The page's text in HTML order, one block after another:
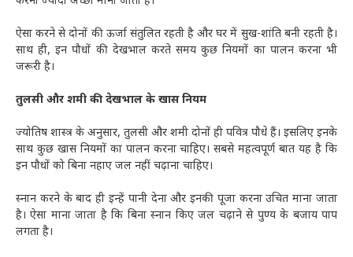
ऐसा करने से दोनों की ऊर्जा संतुलित रहती है और घर में सुख-शांति बनी रहती है।
साथ ही, इन पौधों की देखभाल करते समय कुछ नियमों का पालन करना भी
जरूरी है।
तुलसी और शमी की देखभाल के खास नियम
ज्योतिष शास्त्र के अनुसार, तुलसी और शमी दोनों ही पवित्र पौधे हैं। इसलिए इनके
साथ कुछ खास नियमों का पालन करना चाहिए। सबसे महत्वपूर्ण बात यह है कि
इन पौधों को बिना नहाए जल नहीं चढ़ाना चाहिए।
स्नान करने के बाद ही इन्हें पानी देना और इनकी पूजा करना उचित माना जाता
है। ऐसा माना जाता है कि बिना स्नान किए जल चढ़ाने से पुण्य के बजाय पाप
लगता है।